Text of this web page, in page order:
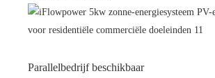
Parallelbedrijf beschikbaar